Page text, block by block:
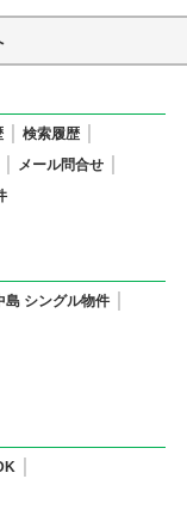
検索履歴
メール問合せ
島 シングル物件